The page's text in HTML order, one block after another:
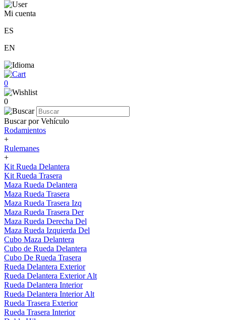
Mi cuenta
ES
EN
0
0
Buscar por Vehículo
Rodamientos
+
Rulemanes
+
Kit Rueda Delantera
Kit Rueda Trasera
Maza Rueda Delantera
Maza Rueda Trasera
Maza Rueda Trasera Izq
Maza Rueda Trasera Der
Maza Rueda Derecha Del
Maza Rueda Izquierda Del
Cubo Maza Delantera
Cubo de Rueda Delantera
Cubo De Rueda Trasera
Rueda Delantera Exterior
Rueda Delantera Exterior Alt
Rueda Delantera Interior
Rueda Delantera Interior Alt
Rueda Trasera Exterior
Rueda Trasera Interior